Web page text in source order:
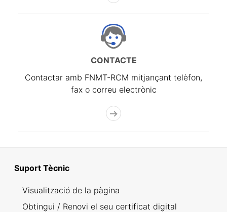
CONTACTE
Contactar amb FNMT-RCM mitjançant telèfon,
fax o correu electrònic
Suport Tècnic
Visualització de la pàgina
Obtingui / Renovi el seu certificat digital